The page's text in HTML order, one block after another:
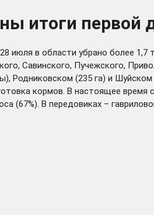
итоги первой
июля в области убрано более 1,7
Савинского, Пучежского,
Родниковском (235 га) и
кормов. В настоящее время
(67%). В передовиках –